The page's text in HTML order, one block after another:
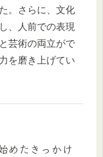
。さらに、文化
、人前での表現
芸術の両立がで
を磨き上げてい
めたきっかけ